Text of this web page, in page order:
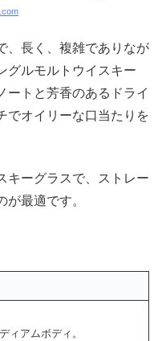
、長く、複雑でありなが
グルモルトウイスキー
ートと芳香のあるドライ
でオイリーな口当たりを
キーグラスで、ストレー
が最適です。
ィアムボディ。